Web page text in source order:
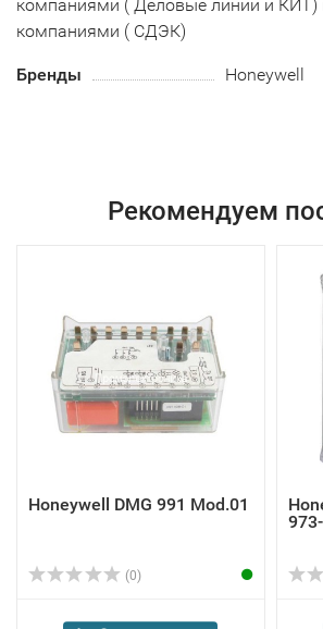
компаниями ( Деловые линии и КИТ)
компаниями ( СДЭК)
Бренды Honeywell
Рекомендуем
Honeywell DMG 991 Mod.01
(0)